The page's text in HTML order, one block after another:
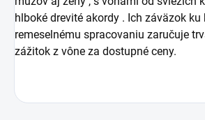
hlboké drevité akordy . Ich záväzok ku
remeselnému spracovaniu zaručuje
zážitok z vône za dostupné ceny.